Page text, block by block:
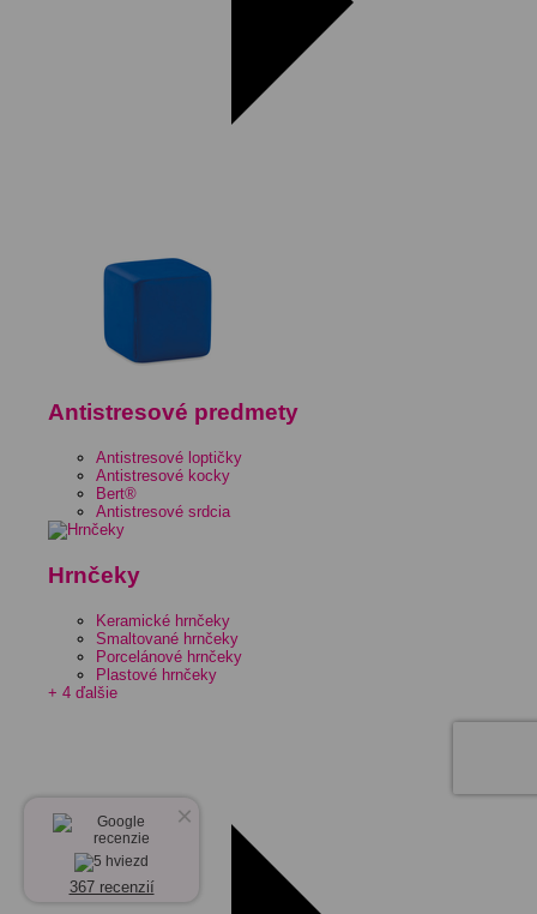
Antistresové predmety
Antistresové loptičky
Antistresové kocky
Bert®
Antistresové srdcia
Hrnčeky
Keramické hrnčeky
Smaltované hrnčeky
Porcelánové hrnčeky
Plastové hrnčeky
+ 4 ďalšie
×
367 recenzií